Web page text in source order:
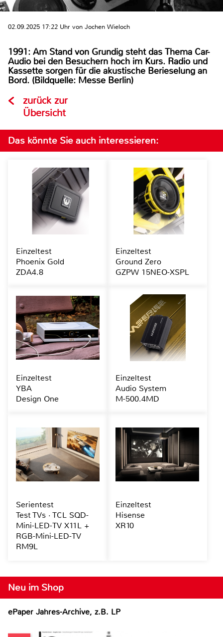
02.09.2025 17:22 Uhr von Jochen Wieloch
1991: Am Stand von Grundig steht das Thema Car-
Audio bei den Besuchern hoch im Kurs. Radio und
Kassette sorgen für die akustische Berieselung an
Bord. (Bildquelle: Messe Berlin)
zurück zur
Übersicht
Neu im Shop
ePaper Jahres-Archive, z.B. LP
Das könnte Sie auch interessieren:
Einzeltest
Phoenix Gold
ZDA4.8
Einzeltest
Ground Zero
GZPW 15NEO-XSPL
Einzeltest
YBA
Design One
Einzeltest
Audio System
M-500.4MD
Serientest
Test TVs · TCL SQD-
Mini-LED-TV X11L +
RGB-Mini-LED-TV
RM9L
Einzeltest
Hisense
XR10